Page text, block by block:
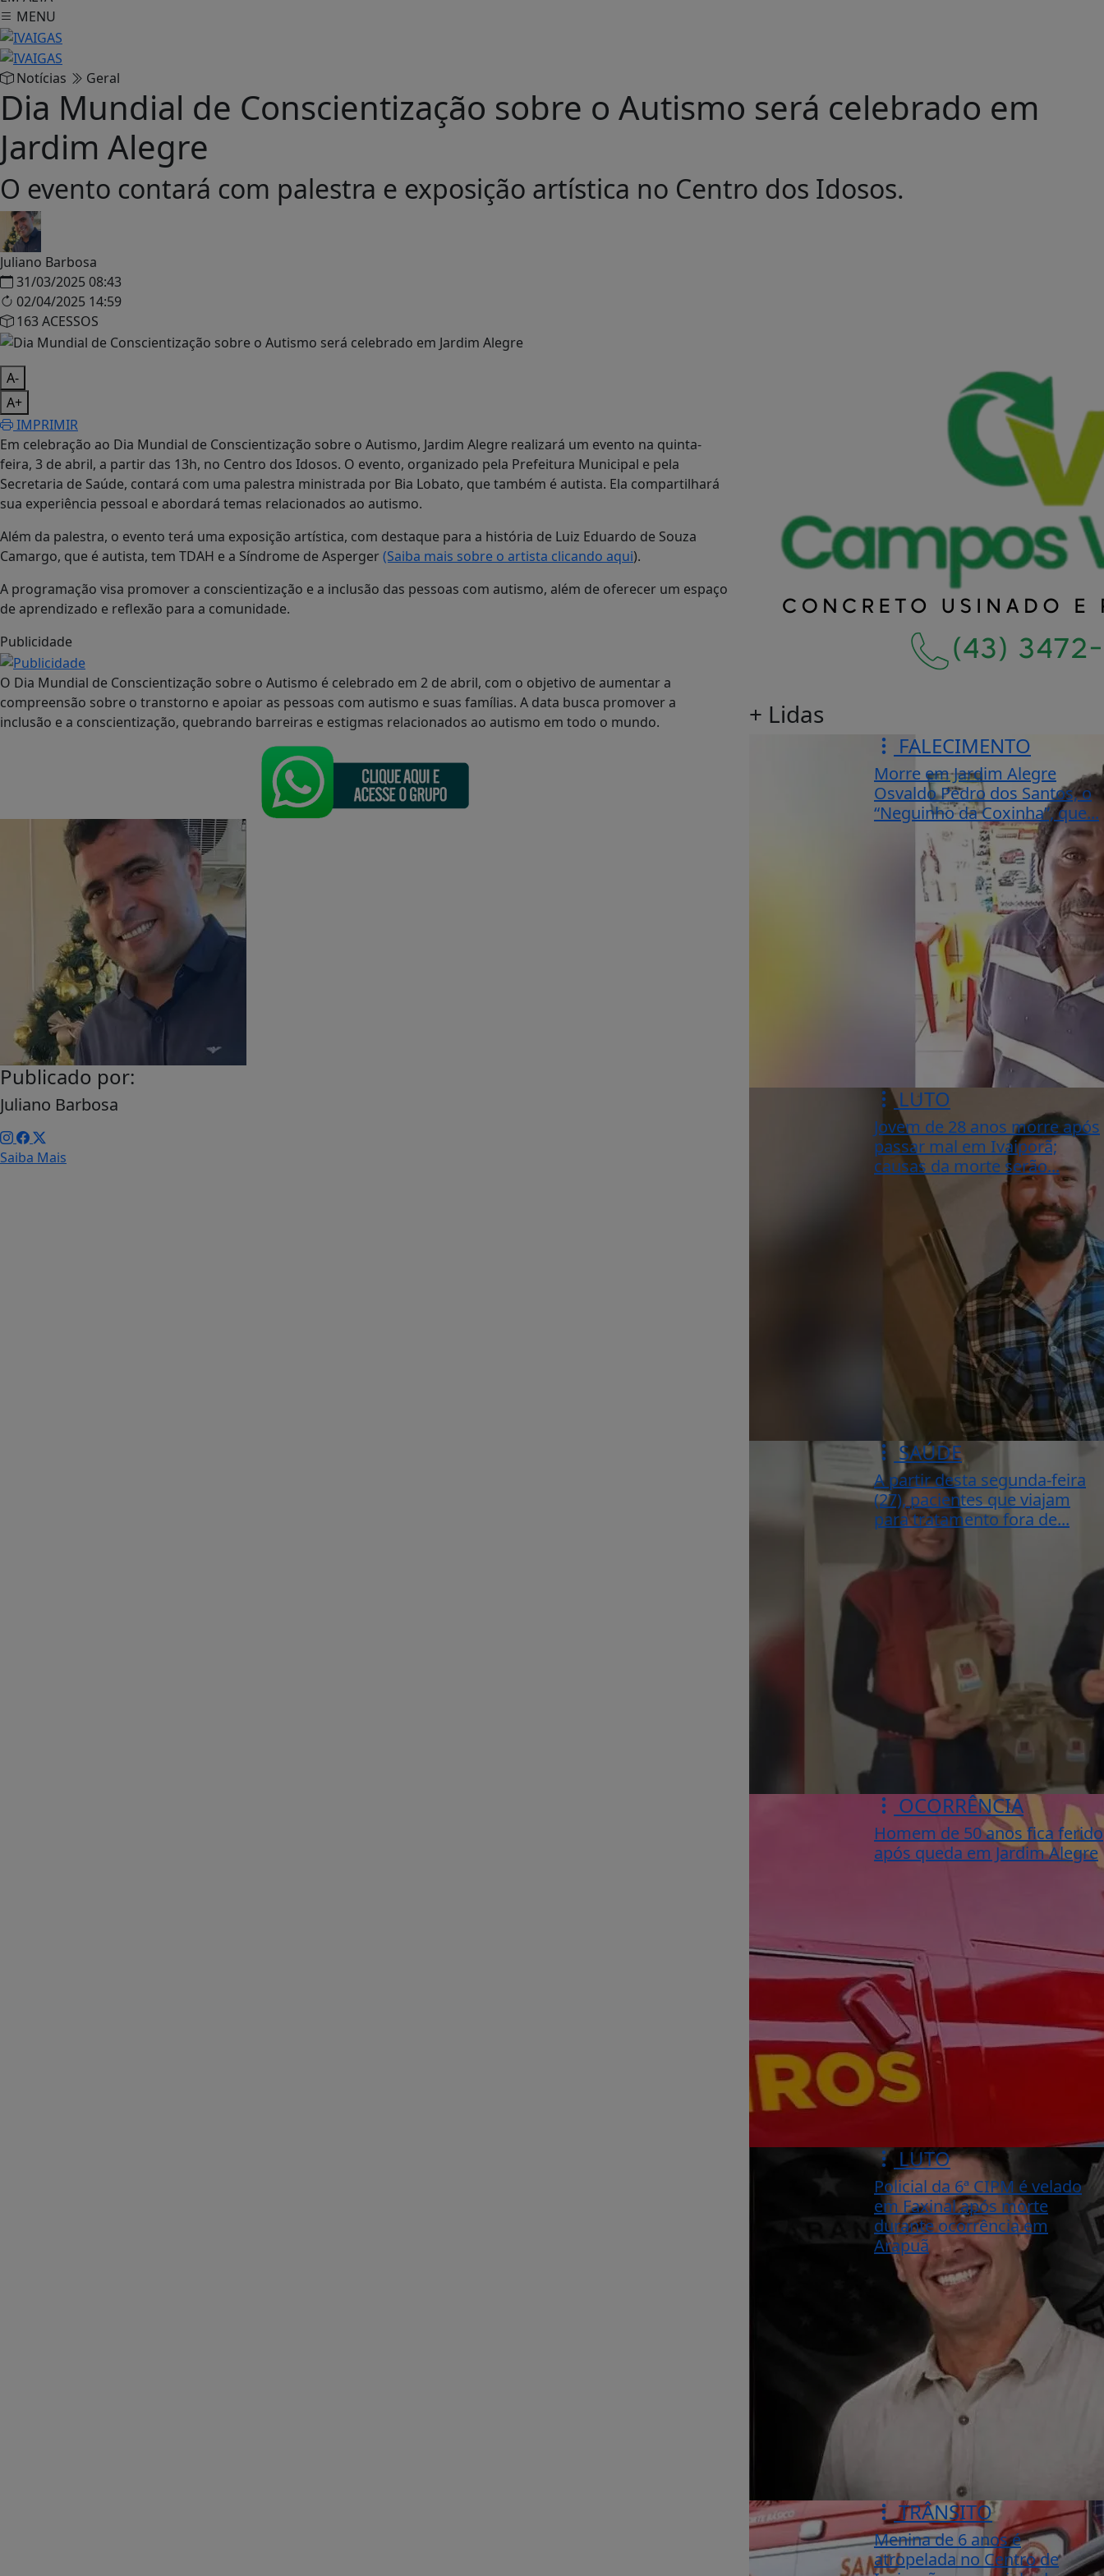
MENU
Notícias Geral
Dia Mundial de Conscientização sobre o Autismo será celebrado em
Jardim Alegre
O evento contará com palestra e exposição artística no Centro dos Idosos.
Juliano Barbosa
31/03/2025 08:43
02/04/2025 14:59
163 ACESSOS
A-
A+
IMPRIMIR
Em celebração ao Dia Mundial de Conscientização sobre o Autismo, Jardim Alegre realizará um evento na quinta-
feira, 3 de abril, a partir das 13h, no Centro dos Idosos. O evento, organizado pela Prefeitura Municipal e pela
Secretaria de Saúde, contará com uma palestra ministrada por Bia Lobato, que também é autista. Ela compartilhará
sua experiência pessoal e abordará temas relacionados ao autismo.
Além da palestra, o evento terá uma exposição artística, com destaque para a história de Luiz Eduardo de Souza
Camargo, que é autista, tem TDAH e a Síndrome de Asperger(Saiba mais sobre o artista clicando aqui).
A programação visa promover a conscientização e a inclusão das pessoas com autismo, além de oferecer um espaço
de aprendizado e reflexão para a comunidade.
Publicidade
O Dia Mundial de Conscientização sobre o Autismo é celebrado em 2 de abril, com o objetivo de aumentar a
compreensão sobre o transtorno e apoiar as pessoas com autismo e suas famílias. A data busca promover a
inclusão e a conscientização, quebrando barreiras e estigmas relacionados ao autismo em todo o mundo.
Publicado por:
Juliano Barbosa
Saiba Mais
+ Lidas
FALECIMENTO
Morre em Jardim Alegre
Osvaldo Pedro dos Santos, o
“Neguinho da Coxinha”, que...
LUTO
Jovem de 28 anos morre após
passar mal em Ivaiporã;
causas da morte serão...
SAÚDE
A partir desta segunda-feira
(27), pacientes que viajam
para tratamento fora de...
OCORRÊNCIA
Homem de 50 anos fica ferido
após queda em Jardim Alegre
LUTO
Policial da 6ª CIPM é velado
em Faxinal após morte
durante ocorrência em
Arapuã
TRÂNSITO
Menina de 6 anos é
atropelada no Centro de